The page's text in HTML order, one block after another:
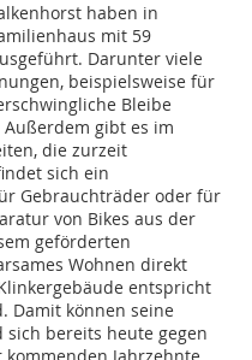
haben in
mit 59
Darunter viele
beispielsweise für
Bleibe
gibt es im
die zurzeit
sich ein
Gebrauchträder oder für
von Bikes aus der
geförderten
Wohnen direkt
entspricht
Damit können seine
bereits heute gegen